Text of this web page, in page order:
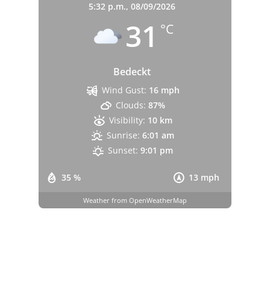
5:32 p.m., 08/09/2026
31 °C
Bedeckt
35 % 13 mph
Wind Gust: 16 mph
Clouds: 87%
Visibility: 10 km
Sunrise: 6:01 am
Sunset: 9:01 pm
Weather from OpenWeatherMap